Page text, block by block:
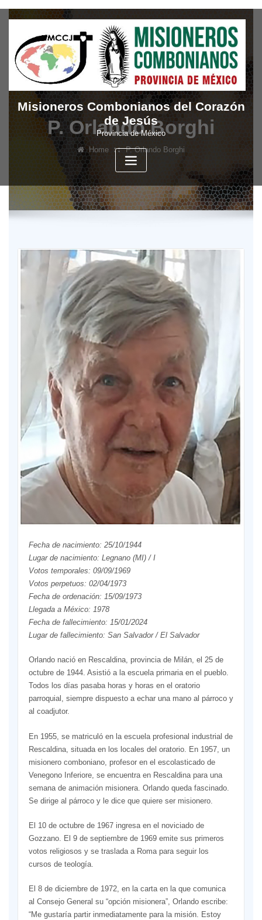
Skip
content
Misioneros Combonianos del Corazón
de Jesús
Provincia de México
P. Orlando Borghi
Home P. Orlando Borghi
Fecha de nacimiento: 25/10/1944
Lugar de nacimiento: Legnano (MI) / I
Votos temporales: 09/09/1969
Votos perpetuos: 02/04/1973
Fecha de ordenación: 15/09/1973
Llegada a México: 1978
Fecha de fallecimiento: 15/01/2024
Lugar de fallecimiento: San Salvador / El Salvador
Orlando nació en Rescaldina, provincia de Milán, el 25 de
octubre de 1944. Asistió a la escuela primaria en el pueblo.
Todos los días pasaba horas y horas en el oratorio
parroquial, siempre dispuesto a echar una mano al párroco y
al coadjutor.
En 1955, se matriculó en la escuela profesional industrial de
Rescaldina, situada en los locales del oratorio. En 1957, un
misionero comboniano, profesor en el escolasticado de
Venegono Inferiore, se encuentra en Rescaldina para una
semana de animación misionera. Orlando queda fascinado.
Se dirige al párroco y le dice que quiere ser misionero.
El 10 de octubre de 1967 ingresa en el noviciado de
Gozzano. El 9 de septiembre de 1969 emite sus primeros
votos religiosos y se traslada a Roma para seguir los
cursos de teología.
El 8 de diciembre de 1972, en la carta en la que comunica
al Consejo General su “opción misionera”, Orlando escribe:
“Me gustaría partir inmediatamente para la misión. Estoy